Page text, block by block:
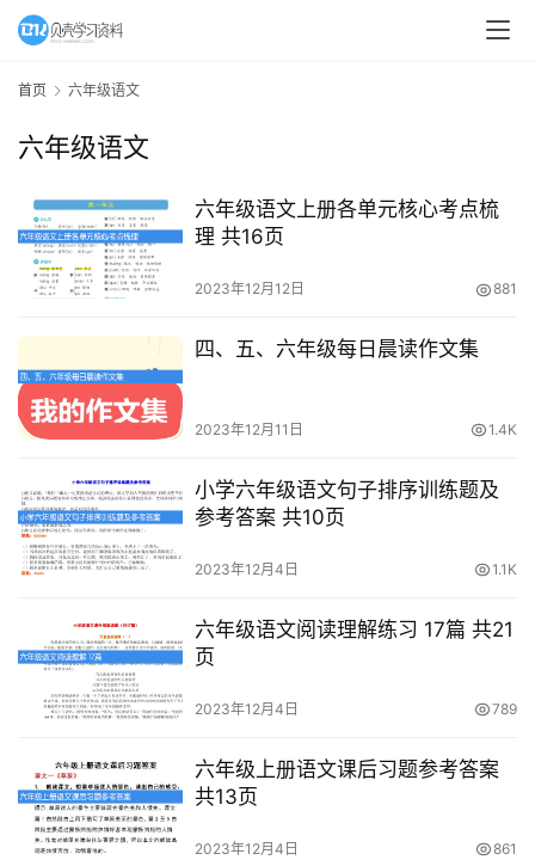
母
婴
早
首页 六年级语文
六年级语文
六年级语文上册各单元核心考点梳
理 共16页
2023年12月12日 881
四、五、六年级每日晨读作文集
2023年12月11日 1.4K
小学六年级语文句子排序训练题及
参考答案 共10页
2023年12月4日 1.1K
六年级语文阅读理解练习 17篇 共21
页
2023年12月4日 789
六年级上册语文课后习题参考答案
共13页
2023年12月4日 861